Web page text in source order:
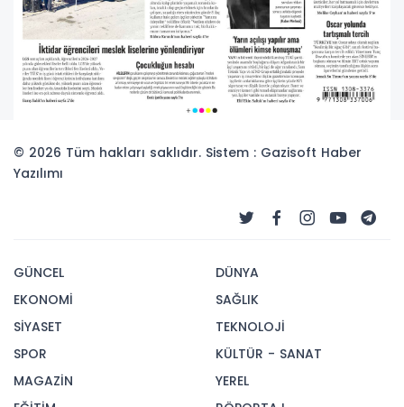
© 2026 Tüm hakları saklıdır. Sistem : Gazisoft Haber
Yazılımı
GÜNCEL
EKONOMİ
SİYASET
SPOR
MAGAZİN
DÜNYA
SAĞLIK
TEKNOLOJİ
KÜLTÜR - SANAT
YEREL